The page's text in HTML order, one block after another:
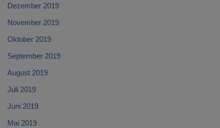
Dezember 2019
November 2019
Oktober 2019
September 2019
August 2019
Juli 2019
Juni 2019
Mai 2019